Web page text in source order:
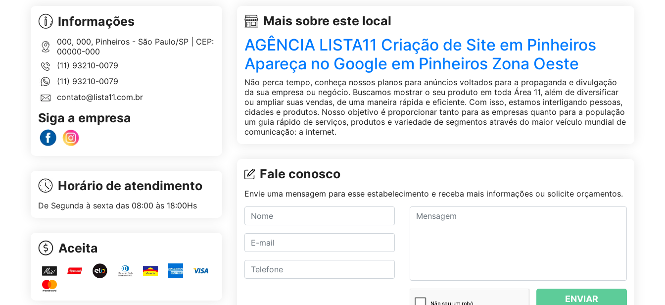
Informações
000, 000, Pinheiros - São Paulo/SP | CEP:
00000-000
(11) 93210-0079
(11) 93210-0079
contato@lista11.com.br
Siga a empresa
Horário de atendimento
De Segunda à sexta das 08:00 às 18:00Hs
Aceita
Mais sobre este local
AGÊNCIA LISTA11 Criação de Site em Pinheiros
Apareça no Google em Pinheiros Zona Oeste
Não perca tempo, conheça nossos planos para anúncios voltados para a propaganda e divulgação
da sua empresa ou negócio. Buscamos mostrar o seu produto em toda Área 11, além de diversificar
ou ampliar suas vendas, de uma maneira rápida e eficiente. Com isso, estamos interligando pessoas,
cidades e produtos. Nosso objetivo é proporcionar tanto para as empresas quanto para a população
um guia rápido de serviços, produtos e variedade de segmentos através do maior veículo mundial de
comunicação: a internet.
Fale conosco
Envie uma mensagem para esse estabelecimento e receba mais informações ou solicite orçamentos.
ENVIAR